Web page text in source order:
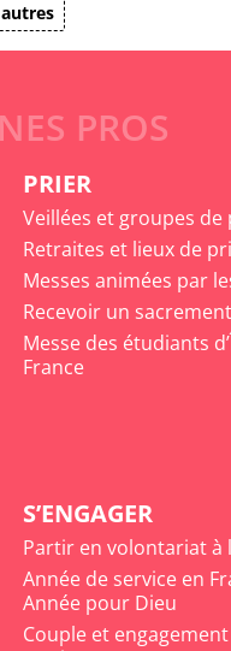
PROS
PRIER
Veillées et groupes de
Retraites et lieux de
Messes animées par
Recevoir un sacrement
Messe des étudiants
France
S’ENGAGER
Partir en volontariat à
Année de service en
Année pour Dieu
Couple et